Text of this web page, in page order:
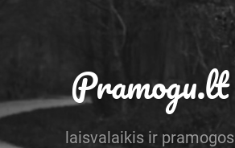
Pramogu.lt
laisvalaikis ir pramogos